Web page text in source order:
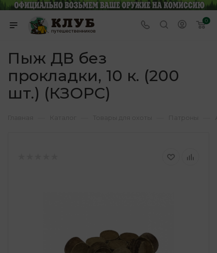
0
Пыж ДВ без
прокладки, 10 к. (200
шт.) (КЗОРС)